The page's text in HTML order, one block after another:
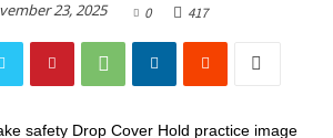
23, 2025 0 417